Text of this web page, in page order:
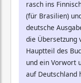
rasch ins
(für Brasilien)
deutsche
die Übersetzung
Hauptteil des
und ein Vorwort
auf Deutschland